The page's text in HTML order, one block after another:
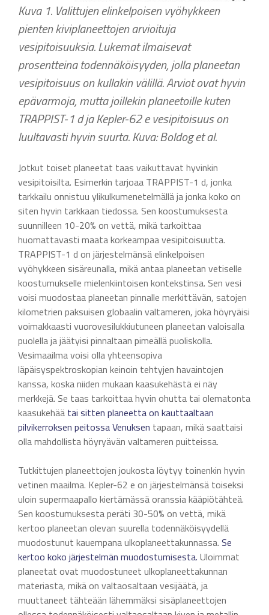
Kuva 1. Valittujen elinkelpoisen vyöhykkeen
pienten kiviplaneettojen arvioituja
vesipitoisuuksia. Lukemat ilmaisevat
prosentteina todennäköisyyden, jolla planeetan
vesipitoisuus on kullakin välillä. Arviot ovat hyvin
epävarmoja, mutta joillekin planeetoille kuten
TRAPPIST-1 d ja Kepler-62 e vesipitoisuus on
luultavasti hyvin suurta. Kuva: Boldog et al.
Jotkut toiset planeetat taas vaikuttavat hyvinkin
vesipitoisilta. Esimerkin tarjoaa TRAPPIST-1 d, jonka
tarkkailu onnistuu ylikulkumenetelmällä ja jonka koko on
siten hyvin tarkkaan tiedossa. Sen koostumuksesta
suunnilleen 10-20% on vettä, mikä tarkoittaa
huomattavasti maata korkeampaa vesipitoisuutta.
TRAPPIST-1 d on järjestelmänsä elinkelpoisen
vyöhykkeen sisäreunalla, mikä antaa planeetan vetiselle
koostumukselle mielenkiintoisen kontekstinsa. Sen vesi
voisi muodostaa planeetan pinnalle merkittävän, satojen
kilometrien paksuisen globaalin valtameren, joka höyryäisi
voimakkaasti vuorovesilukkiutuneen planeetan valoisalla
puolella ja jäätyisi pinnaltaan pimeällä puoliskolla.
Vesimaailma voisi olla yhteensopiva
läpäisyspektroskopian keinoin tehtyjen havaintojen
kanssa, koska niiden mukaan kaasukehästä ei näy
merkkejä. Se taas tarkoittaa hyvin ohutta tai olematonta
kaasukehää tai sitten planeetta on kauttaaltaan
pilvikerroksen peitossaVenuksen tapaan, mikä saattaisi
olla mahdollista höyryävän valtameren puitteissa.
Tutkittujen planeettojen joukosta löytyy toinenkin hyvin
vetinen maailma. Kepler-62 e on järjestelmänsä toiseksi
uloin supermaapallo kiertämässä oranssia kääpiötähteä.
Sen koostumuksesta peräti 30-50% on vettä, mikä
kertoo planeetan olevan suurella todennäköisyydellä
muodostunut kauempana ulkoplaneettakunnassa. Se
kertoo koko järjestelmän muodostumisesta. Uloimmat
planeetat ovat muodostuneet ulkoplaneettakunnan
materiasta, mikä on valtaosaltaan vesijäätä, ja
muuttaneet tähteään lähemmäksi sisäplaneettojen